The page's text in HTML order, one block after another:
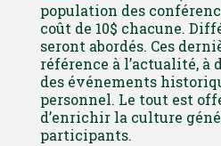
population des
coût de 10$ chacune.
seront abordés. Ces
référence à l’actualité, à
des événements
personnel. Le tout est
d’enrichir la culture
participants.